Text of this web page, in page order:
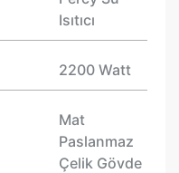
Isıtıcı
2200 Watt
Mat
Paslanmaz
Çelik Gövde